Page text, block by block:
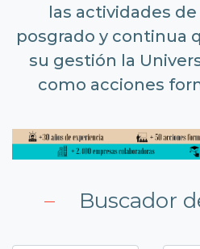
las actividades
posgrado y continua
su gestión la
como acciones
Buscador